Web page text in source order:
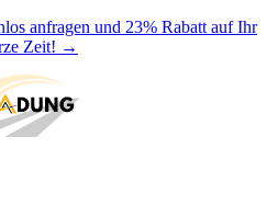
anfragen und 23% Rabatt auf Ihr
Zeit! →